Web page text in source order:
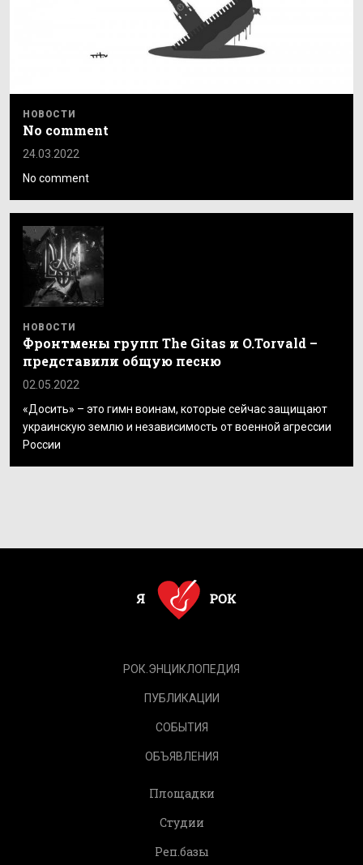
НОВОСТИ
No comment
24.03.2022
No comment
НОВОСТИ
Фронтмены групп The Gitas и O.Torvald –
представили общую песню
02.05.2022
«Досить» – это гимн воинам, которые сейчас защищают
украинскую землю и независимость от военной агрессии
России
РОК.ЭНЦИКЛОПЕДИЯ
ПУБЛИКАЦИИ
СОБЫТИЯ
ОБЪЯВЛЕНИЯ
Площадки
Студии
Реп.базы